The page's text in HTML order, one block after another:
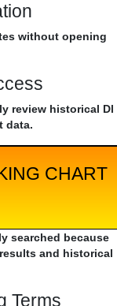
without opening
review historical Dl
data.
CHART
searched because
and historical
Terms